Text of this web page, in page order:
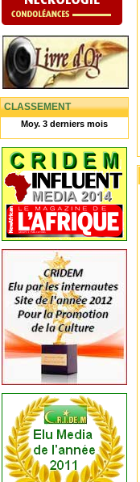
CLASSEMENT
Moy. 3 derniers mois